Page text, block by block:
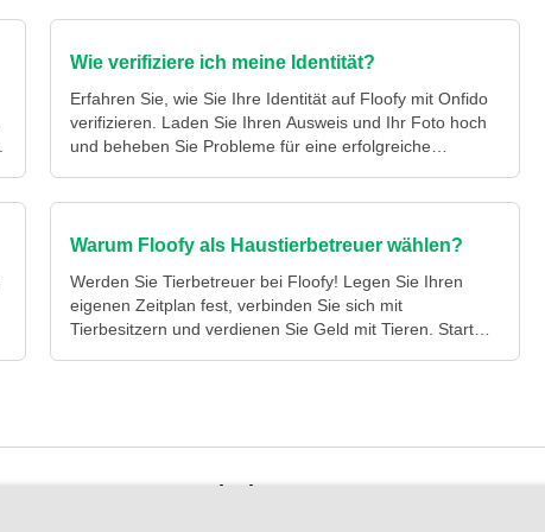
Wie verifiziere ich meine Identität?
Erfahren Sie, wie Sie Ihre Identität auf Floofy mit Onfido
verifizieren. Laden Sie Ihren Ausweis und Ihr Foto hoch
und beheben Sie Probleme für eine erfolgreiche
Warum Floofy als Haustierbetreuer wählen?
Werden Sie Tierbetreuer bei Floofy! Legen Sie Ihren
eigenen Zeitplan fest, verbinden Sie sich mit
Tierbesitzern und verdienen Sie Geld mit Tieren. Starten
Entdeckung